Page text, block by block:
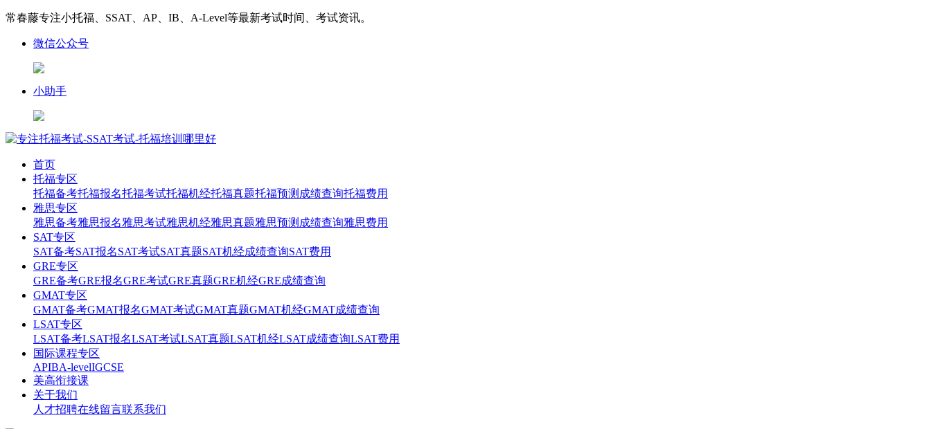
常春藤专注小托福、SSAT、AP、IB、A-Level等最新考试时间、考试资讯。
微信公众号
小助手
首页
托福专区
托福备考托福报名托福考试托福机经托福真题托福预测 成绩查询托福费用
雅思专区
雅思备考雅思报名雅思考试雅思机经雅思真题雅思预测 成绩查询雅思费用
SAT专区
SAT备考SAT报名SAT考试SAT真题SAT机经成绩查询SAT费用
GRE专区
GRE备考GRE报名GRE考试GRE真题GRE机经GRE成绩查询
GMAT专区
GMAT备考GMAT报名GMAT考试GMAT真题GMAT机经GMAT成绩查询
LSAT专区
LSAT备考LSAT报名LSAT考试LSAT真题LSAT机经LSAT成绩查询LSAT费用
国际课程专区
APIBA-levelIGCSE
美高衔接课
关于我们
人才招聘在线留言联系我们